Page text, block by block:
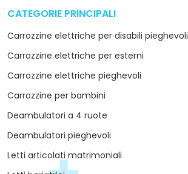
CATEGORIE PRINCIPALI
Carrozzine elettriche per disabili pieghevoli
Carrozzine elettriche per esterni
Carrozzine elettriche pieghevoli
Carrozzine per bambini
Deambulatori a 4 ruote
Deambulatori pieghevoli
Letti articolati matrimoniali